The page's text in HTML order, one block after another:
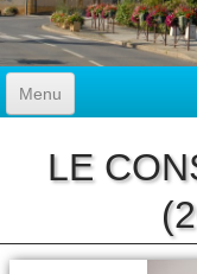
Menu
LE